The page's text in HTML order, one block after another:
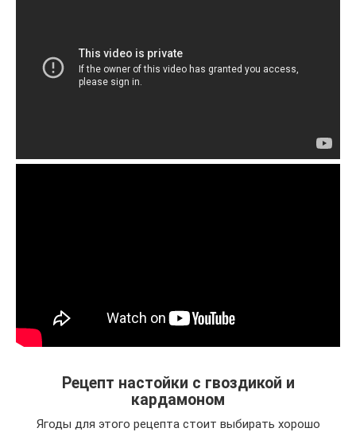
Рецепт настойки с гвоздикой и
кардамоном
Ягоды для этого рецепта стоит выбирать хорошо